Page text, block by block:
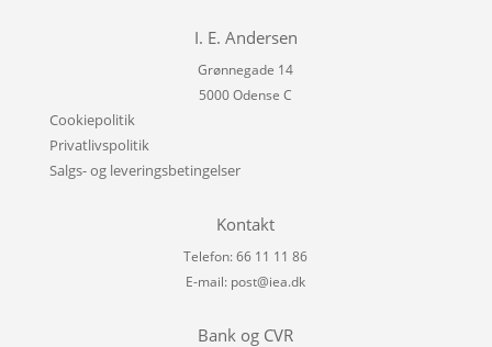
I. E. Andersen
Grønnegade 14
5000 Odense C
Cookiepolitik
Privatlivspolitik
Salgs- og leveringsbetingelser
Kontakt
Telefon: 66 11 11 86
E-mail: post@iea.dk
Bank og CVR